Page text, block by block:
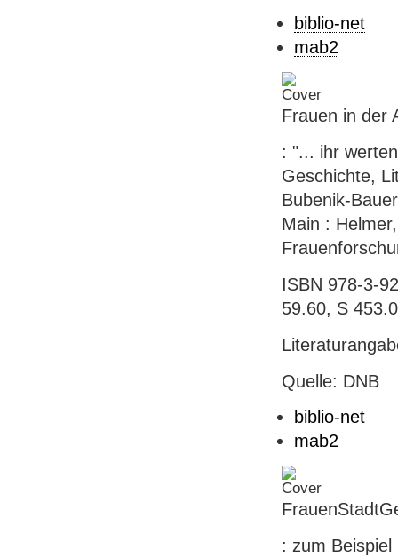
biblio-net
mab2
Frauen in der
: "... ihr
Geschichte,
Bubenik-
Main :
ISBN 978-3-
59.60, S
Quelle: DNB
biblio-net
mab2
: zum